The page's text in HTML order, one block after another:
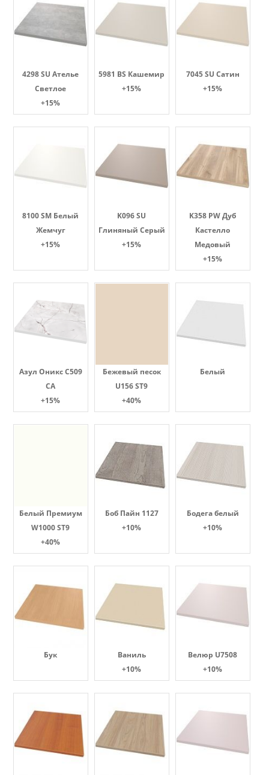
4298 SU Ателье
Светлое
+15%
5981 BS Кашемир
+15%
7045 SU Сатин
+15%
8100 SM Белый
Жемчуг
+15%
K096 SU
Глиняный Серый
+15%
K358 PW Дуб
Кастелло
Медовый
+15%
Азул Оникс С509
СА
+15%
Бежевый песок
U156 ST9
+40%
Белый
Белый Премиум
W1000 ST9
+40%
Боб Пайн 1127
+10%
Бодега белый
+10%
Бук
Ваниль
+10%
Велюр U7508
+10%